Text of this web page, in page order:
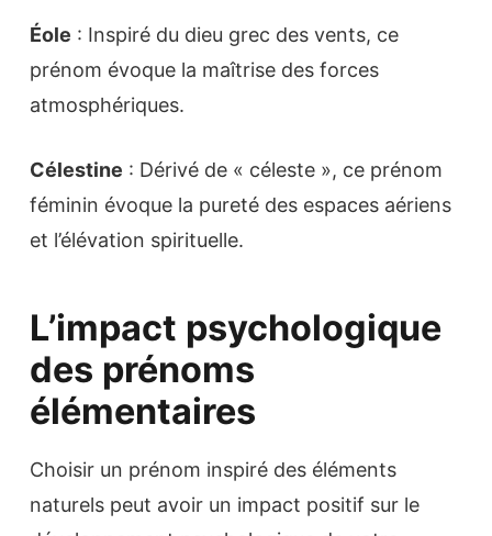
Éole : Inspiré du dieu grec des vents, ce
prénom évoque la maîtrise des forces
atmosphériques.
Célestine : Dérivé de « céleste », ce prénom
féminin évoque la pureté des espaces aériens
et l’élévation spirituelle.
L’impact psychologique
des prénoms
élémentaires
Choisir un prénom inspiré des éléments
naturels peut avoir un impact positif sur le